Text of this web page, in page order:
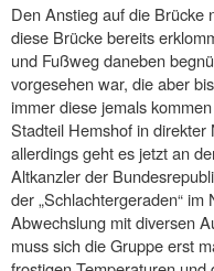
Den Anstieg auf die Brücke
diese Brücke bereits
und Fußweg daneben
vorgesehen war, die aber
immer diese jemals
Stadteil Hemshof in
allerdings geht es jetzt an
Altkanzler der
der „Schlachtergeraden“
Abwechslung mit diversen
muss sich die Gruppe erst